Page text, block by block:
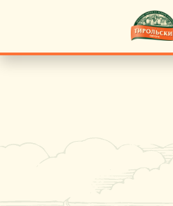
Пирожные «Тирольские» ®
Торты «Тирольские» ®